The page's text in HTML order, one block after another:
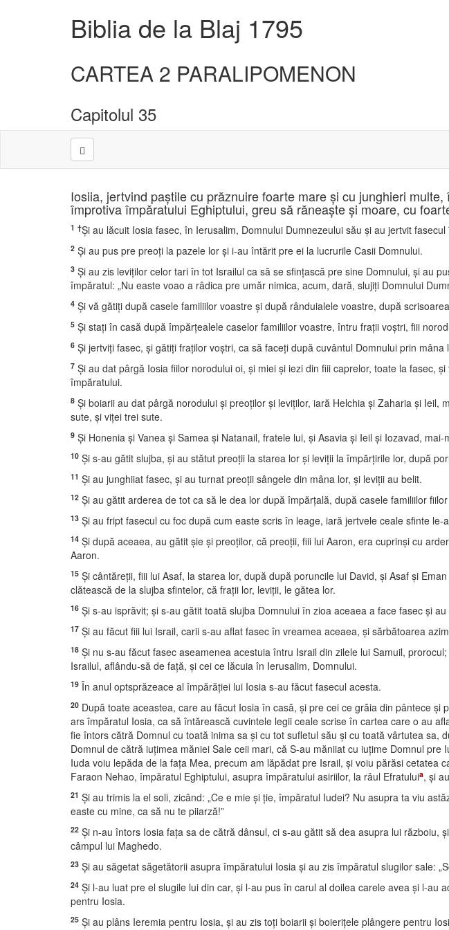
Biblia de la Blaj 1795
CARTEA 2 PARALIPOMENON
Capitolul 35
Iosiia, jertvind paştile cu prăznuire foarte mare şi cu junghieri
împrotiva împăratului Eghiptului, greu să răneaşte şi moare, cu
1 †Şi au lăcuit Iosia fasec, în Ierusalim, Domnului Dumnezeului său şi au jertvit
2 Şi au pus pre preoţi la pazele lor şi i-au întărit pre ei la lucrurile Casii Domnului.
3 Şi au zis leviţilor celor tari în tot Israilul ca să se sfinţască pre sine Domnului, şi au
împăratul: „Nu easte voao a râdica pre umăr nimica, acum, dară, slujiţi Domnului
4 Şi vă gătiţi după casele familiilor voastre şi după rânduialele voastre, după
5 Şi staţi în casă după împărţealele caselor familiilor voastre, întru fraţii voştri, fiii
6 Şi jertviţi fasec, şi gătiţi fraţilor voştri, ca să faceţi după cuvântul Domnului prin mâna
7 Şi au dat pârgă Iosia fiilor norodului oi, şi miei şi iezi din fiii caprelor, toate la fasec,
împăratului.
8 Şi boiarii au dat pârgă norodului şi preoţilor şi leviţilor, iară Helchia şi Zaharia şi
sute, şi viţei trei sute.
9 Şi Honenia şi Vanea şi Samea şi Natanail, fratele lui, şi Asavia şi Ieil şi Iozavad,
10 Şi s-au gătit slujba, şi au stătut preoţii la starea lor şi leviţii la împărţirile lor, după
11 Şi au junghiiat fasec, şi au turnat preoţii sângele din mâna lor, şi leviţii au belit.
12 Şi au gătit arderea de tot ca să le dea lor după împărţală, după casele familiilor
13 Şi au fript fasecul cu foc după cum easte scris în leage, iară jertvele ceale sfinte
14 Şi după aceaea, au gătit şie şi preoţilor, că preoţii, fiii lui Aaron, era cuprinşi cu
Aaron.
15 Şi cântăreţii, fiii lui Asaf, la starea lor, după după poruncile lui David, şi Asaf şi
clătească de la slujba sfintelor, că fraţii lor, leviţii, le gătea lor.
16 Şi s-au isprăvit; şi s-au gătit toată slujba Domnului în zioa aceaea a face fasec şi
17 Şi au făcut fiii lui Israil, carii s-au aflat fasec în vreamea aceaea, şi sărbătoarea
18 Şi nu s-au făcut fasec aseamenea acestuia întru Israil din zilele lui Samuil,
Israilul, aflându-să de faţă, şi cei ce lăcuia în Ierusalim, Domnului.
19 În anul optsprăzeace al împărăţiei lui Iosia s-au făcut fasecul acesta.
20 După toate aceastea, care au făcut Iosia în casă, şi pre cei ce grăia din pântece
ars împăratul Iosia, ca să întărească cuvintele legii ceale scrise în cartea care o au
fie întors cătră Domnul cu toată inima sa şi cu tot sufletul său şi cu toată vârtutea
Domnul de cătră iuţimea măniei Sale ceii mari, că S-au măniiat cu iuţime Domnul
Iuda voiu lepăda de la faţa Mea, precum am lăpădat pre Israil, şi voiu părăsi cetatea
Faraon Nehao, împăratul Eghiptului, asupra împăratului asiriilor, la râul Efratuluia, şi
21 Şi au trimis la el soli, zicând: „Ce e mie şi ţie, împăratul Iudei? Nu asupra ta viu
easte cu mine, ca să nu te piiarză!”
22 Şi n-au întors Iosia faţa sa de cătră dânsul, ci s-au gătit să dea asupra lui războiu,
câmpul lui Maghedo.
23 Şi au săgetat săgetătorii asupra împăratului Iosia şi au zis împăratul slugilor sale:
24 Şi l-au luat pre el slugile lui din car, şi l-au pus în carul al doilea carele avea şi l-
pentru Iosia.
25 Şi au plâns Ieremia pentru Iosia, şi au zis toţi boiarii şi boieriţele plângere pentru